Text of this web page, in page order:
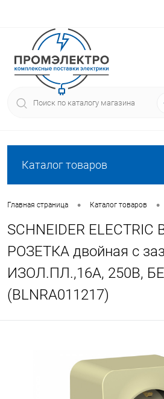
Каталог товаров
Главная страница • Каталог товаров •
SCHNEIDER
РОЗЕТКА двойная с
ИЗОЛ.ПЛ.,16А, 250В,
(BLNRA011217)